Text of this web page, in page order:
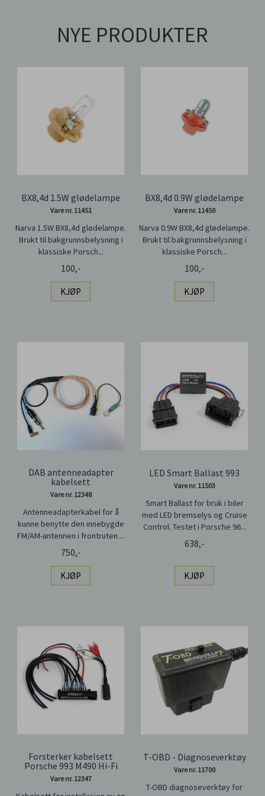
NYE PRODUKTER
BX8,4d 1.5W glødelampe
Vare nr. 11451
Narva 1.5W BX8,4d glødelampe.
Brukt til bakgrunnsbelysning i
klassiske Porsch...
100,-
KJØP
BX8,4d 0.9W glødelampe
Vare nr. 11450
Narva 0.9W BX8,4d glødelampe.
Brukt til bakgrunnsbelysning i
klassiske Porsch...
100,-
KJØP
DAB antenneadapter
kabelsett
Vare nr. 12348
Antenneadapterkabel for å
kunne benytte den innebygde
FM/AM-antennen i frontruten ...
750,-
KJØP
LED Smart Ballast 993
Vare nr. 11503
Smart Ballast for bruk i biler
med LED bremselys og Cruise
Control. Testet i Porsche 96...
638,-
KJØP
Forsterker kabelsett
Porsche 993 M490 Hi-Fi
Vare nr. 12347
T-OBD - Diagnoseverktøy
Vare nr. 11700
T-OBD diagnoseverktøy for